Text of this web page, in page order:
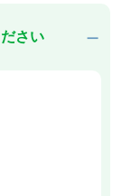
さい